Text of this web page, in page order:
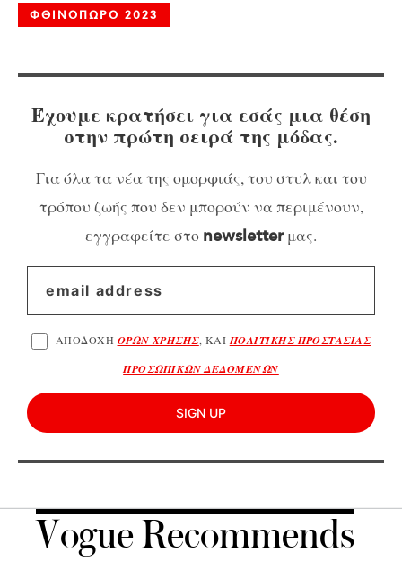
ΦΘΙΝΟΠΩΡΟ 2023
Έχουμε κρατήσει για εσάς μια θέση
στην πρώτη σειρά της μόδας.
Για όλα τα νέα της ομορφιάς, του στυλ και του
τρόπου ζωής που δεν μπορούν να περιμένουν,
εγγραφείτε στο newsletterμας.
ΑΠΟΔΟΧΗ ΟΡΩΝ ΧΡΗΣΗΣ, ΚΑΙ ΠΟΛΙΤΙΚΗΣ ΠΡΟΣΤΑΣΙΑΣ
ΠΡΟΣΩΠΙΚΩΝ ΔΕΔΟΜΕΝΩΝ
SIGN UP
Vogue Recommends